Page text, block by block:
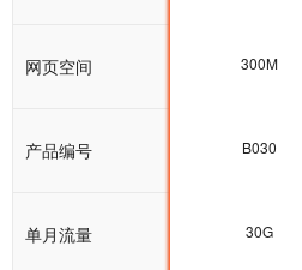
网页空间 500M
产品编号 B030
单月流量 30G
300M
B030
30G